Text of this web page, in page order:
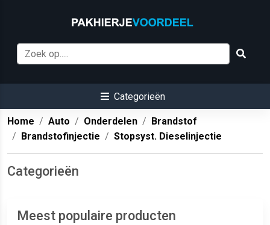
Categorieën
Home Auto Onderdelen
Brandstof
Brandstofinjectie
Stopsyst. Dieselinjectie
Categorieën
Meest populaire producten